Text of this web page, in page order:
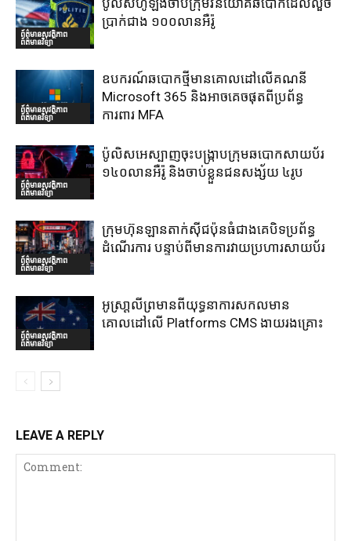
ព័ត៌មានសុវត្ថិភាព
ព័ត៌មានវិទ្យា
ប៉ូលិសហូឡង់ចាប់ក្រុមវិនិយោគឆបោកដែលលួច
ប្រាក់ជាង ១០០លានអឺរ៉ូ
ព័ត៌មានសុវត្ថិភាព
ព័ត៌មានវិទ្យា
ឧបករណ៍ឆបោកថ្មីមានគោលដៅលើគណនី
Microsoft 365 និងអាចគេចផុតពីប្រព័ន្ធ
ការពារ MFA
ព័ត៌មានសុវត្ថិភាព
ព័ត៌មានវិទ្យា
ប៉ូលិសអេស្បាញចុះបង្រ្កាបក្រុមឆបោកសាយប័រ
១៤០លានអឺរ៉ូ និងចាប់ខ្លួនជនសង្ស័យ ៤រូប
ព័ត៌មានសុវត្ថិភាព
ព័ត៌មានវិទ្យា
ក្រុមហ៊ុនឡានតាក់ស៊ីជប៉ុនធំជាងគេបិទប្រព័ន្ធ
ដំណើរការ បន្ទាប់ពីមានការវាយប្រហារសាយប័រ
ព័ត៌មានសុវត្ថិភាព
ព័ត៌មានវិទ្យា
អូស្រា្តលីព្រមានពីយុទ្ធនាការសកលមាន
គោលដៅលើ Platforms CMS ងាយរងគ្រោះ
LEAVE A REPLY